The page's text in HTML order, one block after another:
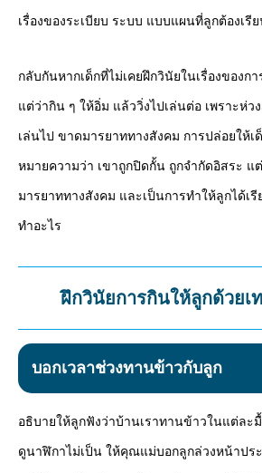
เรื่องของระเบียบ ระบบ แบบแผนที่ลูกต้องเรี
กลับกันหากเด็กที่ไม่เคยฝึกวินัยในเรื่องของก
แต่ว่ากิน ๆ ให้อิ่ม แล้ววิ่งไปเล่นต่อ เพราะห่ว
เล่นไป ขาดมารยาททางสังคม การปล่อยให้เ
หมายความว่า เขาถูกปิดกั้น ถูกจำกัดอิสระ แ
มารยาททางสังคม และเป็นการทำให้ลูกได้เรี
ทำอะไร
ฝึกวินัยการกินให้ลูกด้วยเ
บอกเวลาช่วงทานข้าวกับลูก
อธิบายให้ลูกฟังว่าบ้านเราทานข้าวในแต่ละ
ดูนาฬิกาไม่เป็น ให้คุณแม่บอกลูกล่วงหน้าปร